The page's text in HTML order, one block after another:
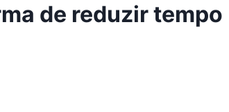
de reduzir tempo